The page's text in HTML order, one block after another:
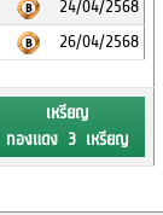
24/04/2568
26/04/2568
เหรียญ
ทองแดง 3 เหรียญ